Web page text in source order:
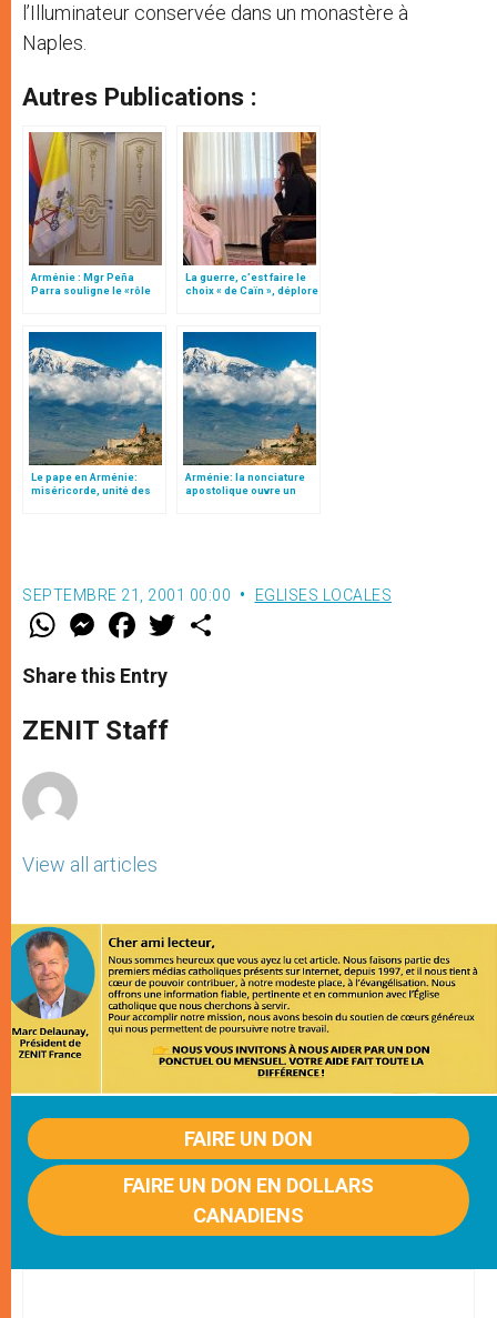
l’Illuminateur conservée dans un monastère à
Naples.
Autres Publications :
Arménie : Mgr Peña
Parra souligne le «rôle
(traduction complète)
La guerre, c’est faire le
choix « de Caïn », déplore
Le pape en Arménie:
miséricorde, unité des
Arménie: la nonciature
apostolique ouvre un
SEPTEMBRE 21, 2001 00:00 EGLISES LOCALES
W
t
s
p
p
M
e
s
e
g
e
F
a
e
b
o
k
w
Share this Entry
ZENIT Staff
View all articles
FAIRE UN DON
FAIRE UN DON EN DOLLARS
CANADIENS